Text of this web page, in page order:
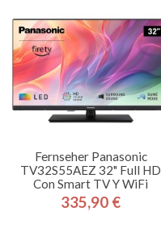
Fernseher Panasonic
TV32S55AEZ 32" Full HD
Con Smart TV Y WiFi
Preis
335,90 €